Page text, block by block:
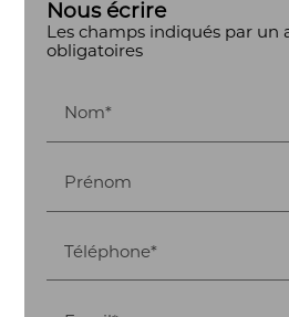
Nous écrire
Les champs indiqués par un
obligatoires
Nom*
Prénom
Téléphone*